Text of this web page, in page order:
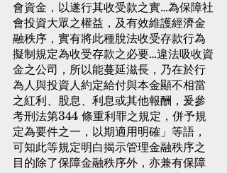
會資金，以遂行其收受款之實…為保障社
會投資大眾之權益，及有效維護經濟金
融秩序，實有將此種脫法收受存款行為
擬制規定為收受存款之必要…違法吸收資
金之公司，所以能蔓延滋長，乃在於行
為人與投資人約定給付與本金顯不相當
之紅利、股息、利息或其他報酬，爰參
考刑法第344 條重利罪之規定，併予規
定為要件之一，以期適用明確」等語，
可知此等規定明白揭示管理金融秩序之
目的除了保障金融秩序外，亦兼有保障